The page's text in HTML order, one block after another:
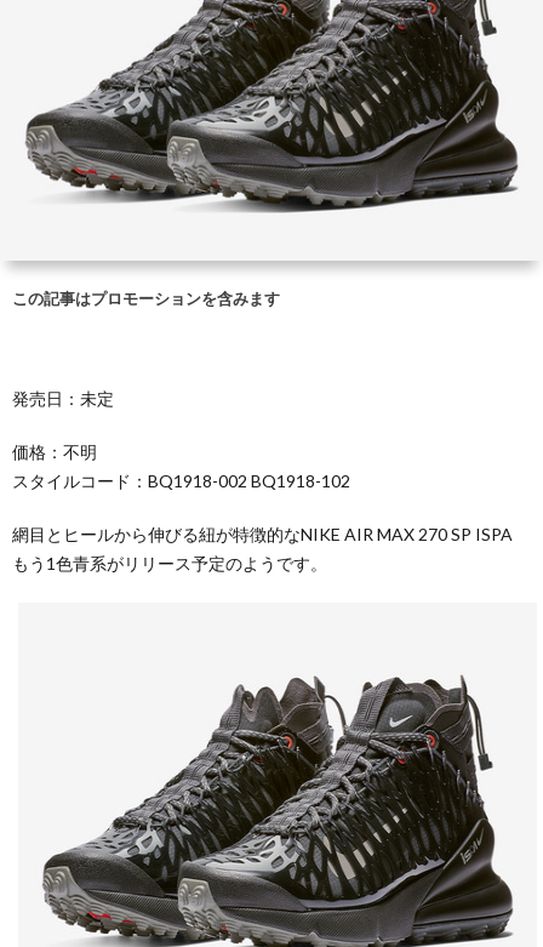
この記事はプロモーションを含みます
発売日：未定
価格：不明
スタイルコード：BQ1918-002 BQ1918-102
網目とヒールから伸びる紐が特徴的なNIKE AIR MAX 270 SP ISPA
もう1色青系がリリース予定のようです。